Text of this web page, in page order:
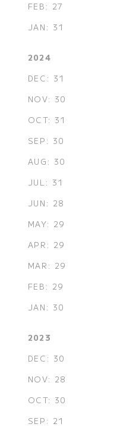
FEB: 27
JAN: 31
2024
DEC: 31
NOV: 30
OCT: 31
SEP: 30
AUG: 30
JUL: 31
JUN: 28
MAY: 29
APR: 29
MAR: 29
FEB: 29
JAN: 30
2023
DEC: 30
NOV: 28
OCT: 30
SEP: 21